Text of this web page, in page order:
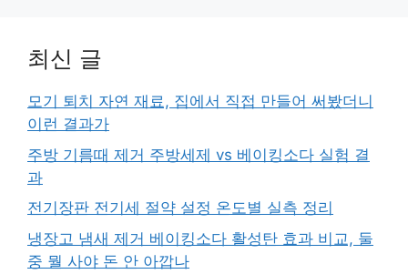
최신 글
모기 퇴치 자연 재료, 집에서 직접 만들어 써봤더니
이런 결과가
주방 기름때 제거 주방세제 vs 베이킹소다 실험 결
과
전기장판 전기세 절약 설정 온도별 실측 정리
냉장고 냄새 제거 베이킹소다 활성탄 효과 비교, 둘
중 뭘 사야 돈 안 아깝나